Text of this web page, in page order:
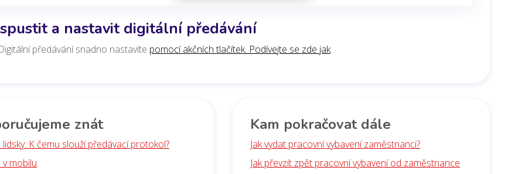
a nastavit digitální předávání
předávání snadno nastavíte pomocí akčních tlačítek. Podívejte se zde jak.
znát
K čemu slouží předávací protokol?
mobilu
Kam pokračovat dále
Jak vydat pracovní vybavení zaměstnanci?
Jak převzít zpět pracovní vybavení od zaměstnance